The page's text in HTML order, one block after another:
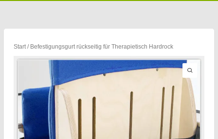
Start/ Befestigungsgurt rückseitig für Therapietisch Hardrock